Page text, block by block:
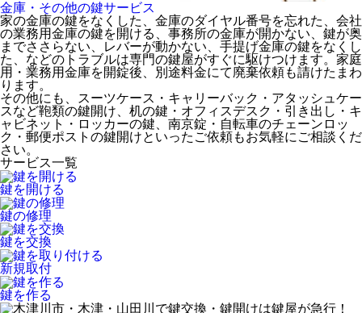
金庫・その他の鍵サービス
家の金庫の鍵をなくした、金庫のダイヤル番号を忘れた、会社
の業務用金庫の鍵を開ける、事務所の金庫が開かない、鍵が奥
までささらない、レバーが動かない、手提げ金庫の鍵をなくし
た、などのトラブルは専門の鍵屋がすぐに駆けつけます。家庭
用・業務用金庫を開錠後、別途料金にて廃棄依頼も請けたまわ
ります。
その他にも、スーツケース・キャリーバック・アタッシュケー
スなど鞄類の鍵開け、机の鍵・オフィスデスク・引き出し・キ
ャビネット・ロッカーの鍵、南京錠・自転車のチェーンロッ
ク・郵便ポストの鍵開けといったご依頼もお気軽にご相談くだ
さい。
サービス一覧
鍵を開ける
鍵の修理
鍵を交換
新規取付
鍵を作る